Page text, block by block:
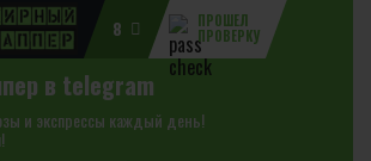
8
ПРОШЕЛ
ПРОВЕРКУ
в telegram
и экспрессы каждый день!